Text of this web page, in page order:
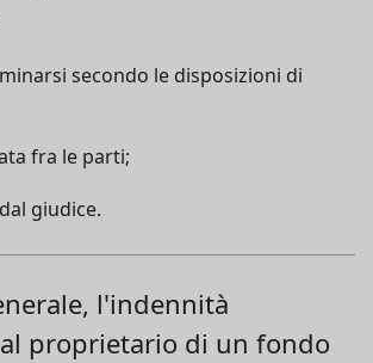
secondo le disposizioni di
fra le parti;
giudice.
l'indennità
proprietario di un fondo